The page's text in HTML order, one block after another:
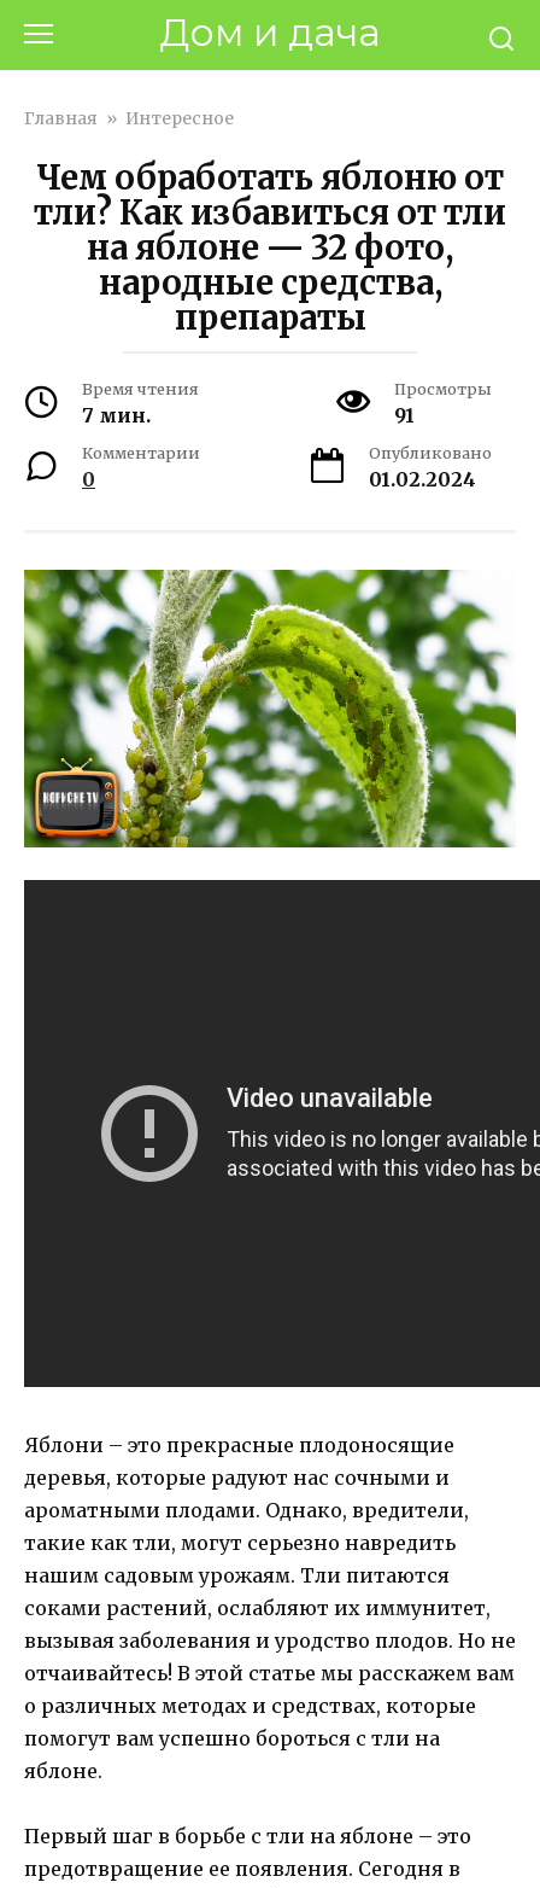
контенту
Дом и дача
Главная » Интересное
Чем обработать яблоню от
тли? Как избавиться от тли
на яблоне — 32 фото,
народные средства,
препараты
Время чтения
7 мин.
Просмотры
91
Комментарии
0
Опубликовано
01.02.2024
Яблони – это прекрасные плодоносящие
деревья, которые радуют нас сочными и
ароматными плодами. Однако, вредители,
такие как тли, могут серьезно навредить
нашим садовым урожаям. Тли питаются
соками растений, ослабляют их иммунитет,
вызывая заболевания и уродство плодов. Но не
отчаивайтесь! В этой статье мы расскажем вам
о различных методах и средствах, которые
помогут вам успешно бороться с тли на
яблоне.
Первый шаг в борьбе с тли на яблоне – это
предотвращение ее появления. Сегодня в